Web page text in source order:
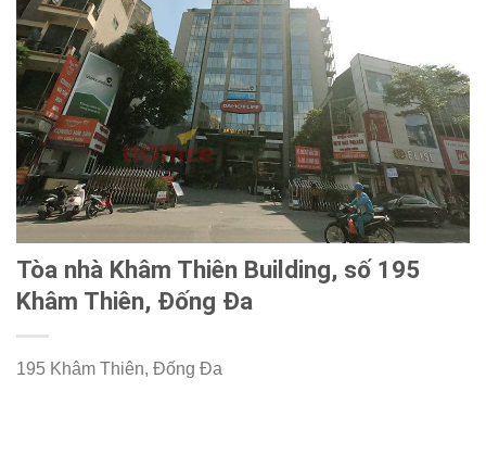
Tòa nhà Khâm Thiên Building, số 195
Khâm Thiên, Đống Đa
195 Khâm Thiên, Đống Đa